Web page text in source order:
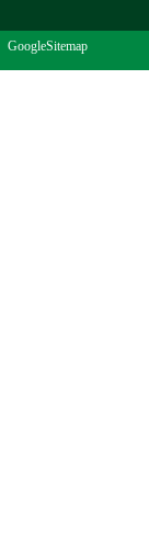
GoogleSitemap